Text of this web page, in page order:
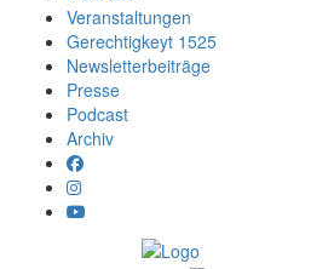
Veranstaltungen
Gerechtigkeyt 1525
Newsletterbeiträge
Presse
Podcast
Archiv